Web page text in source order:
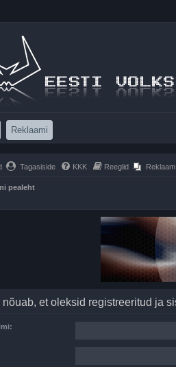
(Opens a new tab)
Reklaami
Tagasiside KKK Reeglid Reklaam
pealeht
nõuab, et oleksid registreeritud ja